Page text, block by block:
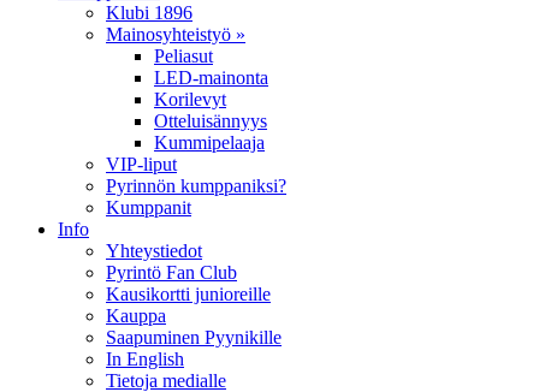
Klubi 1896
Mainosyhteistyö »
Peliasut
LED-mainonta
Korilevyt
Otteluisännyys
Kummipelaaja
VIP-liput
Pyrinnön kumppaniksi?
Kumppanit
Info
Yhteystiedot
Pyrintö Fan Club
Kausikortti junioreille
Kauppa
Saapuminen Pyynikille
In English
Tietoja medialle